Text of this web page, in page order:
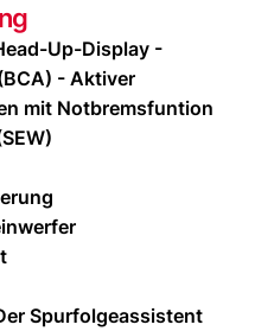
Up-Display -
- Aktiver
mit Notbremsfuntion
Spurfolgeassistent